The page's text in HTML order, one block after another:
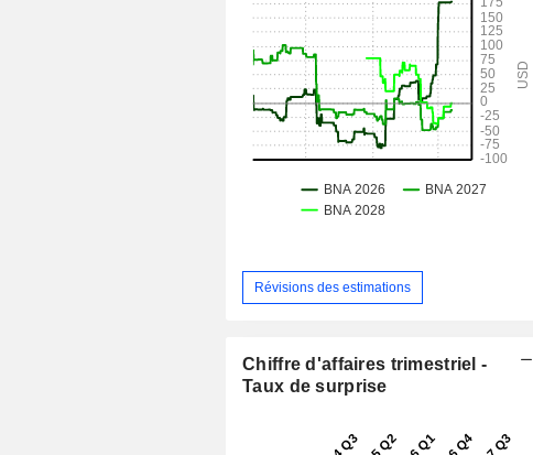
Révisions des estimations
Chiffre d'affaires trimestriel -
Taux de surprise